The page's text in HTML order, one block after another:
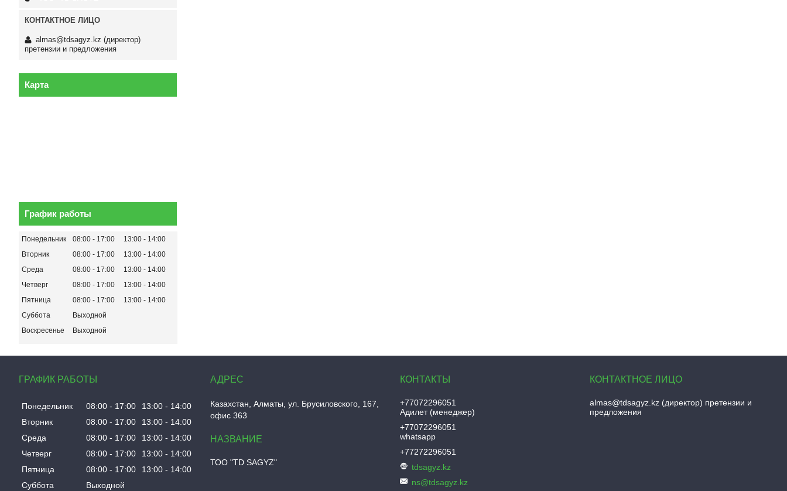
almas@tdsagyz.kz (директор)
претензии и предложения
Карта
График работы
Понедельник 08:00 17:00 13:00
14:00
Вторник
08:00 17:00 13:00
14:00
Среда
08:00 17:00 13:00
14:00
Четверг
08:00 17:00 13:00
14:00
Пятница
08:00 17:00 13:00
14:00
Суббота
Выходной
Воскресенье
Выходной
ГРАФИК РАБОТЫ
Понедельник 08:00 17:00 13:00
14:00
Вторник
08:00 17:00 13:00
14:00
Среда
08:00 17:00 13:00
14:00
Четверг
08:00 17:00 13:00
14:00
Пятница
08:00 17:00 13:00
14:00
Суббота
Выходной
Казахстан Алматы ул. Брусиловского, 167,
офис 363
ТОО "TD SAGYZ"
+77072296051
Адилет (менеджер)
+77072296051
whatsapp
+77272296051
tdsagyz.kz
ns@tdsagyz.kz
almas@tdsagyz.kz(директор) претензии и
предложения